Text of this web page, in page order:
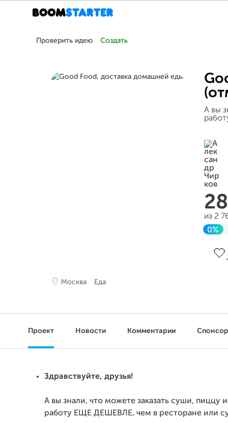
Проверить идею Создать
Москва Еда
А вы
из 2
0%
Проект Новости Комментарии
Здравствуйте, друзья!
А вы знали, что можете заказать суши, пиццу
работу ЕЩЕ ДЕШЕВЛЕ, чем в ресторане или